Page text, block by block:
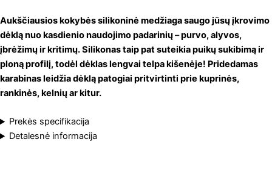
Aukščiausios kokybės silikoninė medžiaga saugo jūsų įkrovimo
dėklą nuo kasdienio naudojimo padarinių – purvo, alyvos,
įbrėžimų ir kritimų. Silikonas taip pat suteikia puikų sukibimą ir
ploną profilį, todėl dėklas lengvai telpa kišenėje! Pridedamas
karabinas leidžia dėklą patogiai pritvirtinti prie kuprinės,
rankinės, kelnių ar kitur.
Prekės specifikacija
Detalesnė informacija